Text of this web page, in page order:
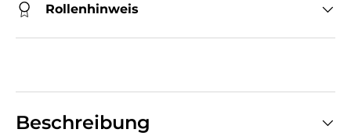
Rollenhinweis
Beschreibung